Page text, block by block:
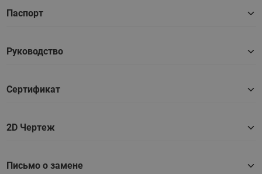
Паспорт
Руководство
Сертификат
2D Чертеж
Письмо о замене